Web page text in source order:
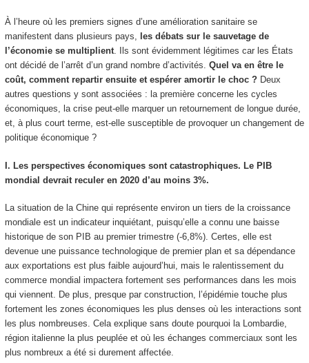
À l’heure où les premiers signes d’une amélioration sanitaire se
manifestent dans plusieurs pays, les débats sur le sauvetage de
l’économie se multiplient. Ils sont évidemment légitimes car les États
ont décidé de l’arrêt d’un grand nombre d’activités. Quel va en être le
coût, comment repartir ensuite et espérer amortir le choc ?Deux
autres questions y sont associées : la première concerne les cycles
économiques, la crise peut-elle marquer un retournement de longue durée,
et, à plus court terme, est-elle susceptible de provoquer un changement de
politique économique ?
I. Les perspectives économiques sont catastrophiques. Le PIB
mondial devrait reculer en 2020 d’au moins 3%.
La situation de la Chine qui représente environ un tiers de la croissance
mondiale est un indicateur inquiétant, puisqu’elle a connu une baisse
historique de son PIB au premier trimestre (-6,8%). Certes, elle est
devenue une puissance technologique de premier plan et sa dépendance
aux exportations est plus faible aujourd’hui, mais le ralentissement du
commerce mondial impactera fortement ses performances dans les mois
qui viennent. De plus, presque par construction, l’épidémie touche plus
fortement les zones économiques les plus denses où les interactions sont
les plus nombreuses. Cela explique sans doute pourquoi la Lombardie,
région italienne la plus peuplée et où les échanges commerciaux sont les
plus nombreux a été si durement affectée.